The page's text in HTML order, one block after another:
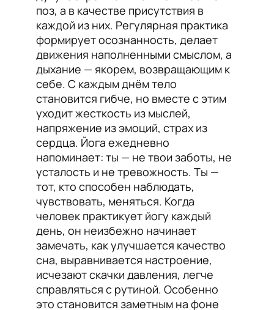
поз, а в качестве присутствия в
каждой из них. Регулярная практика
формирует осознанность, делает
движения наполненными смыслом, а
дыхание — якорем, возвращающим к
себе. С каждым днём тело
становится гибче, но вместе с этим
уходит жесткость из мыслей,
напряжение из эмоций, страх из
сердца. Йога ежедневно
напоминает: ты — не твои заботы, не
усталость и не тревожность. Ты —
тот, кто способен наблюдать,
чувствовать, меняться. Когда
человек практикует йогу каждый
день, он неизбежно начинает
замечать, как улучшается качество
сна, выравнивается настроение,
исчезают скачки давления, легче
справляться с рутиной. Особенно
это становится заметным на фоне